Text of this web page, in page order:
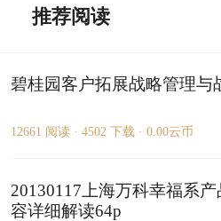
推荐阅读
碧桂园客户拓展战略管理与
12661 阅读 · 4502 下载 · 0.00云币
20130117上海万科幸福系产
容详细解读64p